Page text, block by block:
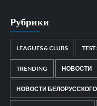
Рубрики
LEAGUES & CLUBS TEST
TRENDING НОВОСТИ
НОВОСТИ БЕЛОРУССКОГО